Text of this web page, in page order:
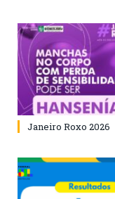
Janeiro Roxo 2026